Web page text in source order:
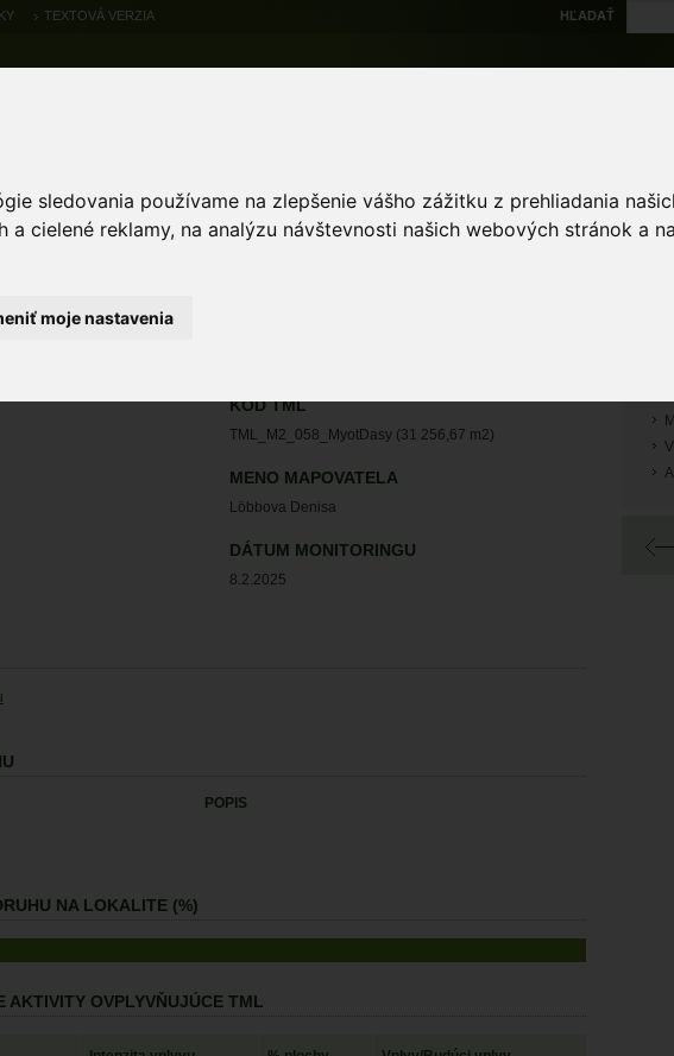
sledovania používame na zlepšenie vášho zážitku z prehliadania
a cielené reklamy, na analýzu návštevnosti našich webových stránok a
moje nastavenia
TEXTOVÁ VERZIA HĽADAŤ
KÓD TML
TML_M2_058_MyotDasy (31 256,67 m2)
MENO MAPOVATELA
Löbbova Denisa
DÁTUM MONITORINGU
8.2.2025
POPIS
NA LOKALITE (%)
AKTIVITY OVPLYVŇUJÚCE TML